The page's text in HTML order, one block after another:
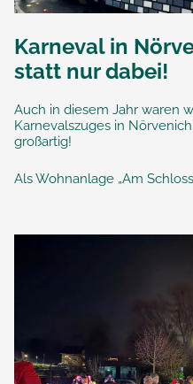
Karneval in
statt nur dabei!
Auch in diesem Jahr waren
Karnevalszuges in
großartig!
Als Wohnanlage „Am